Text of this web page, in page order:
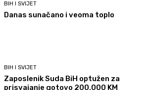
BIH I SVIJET
Danas sunačano i veoma toplo
BIH I SVIJET
Zaposlenik Suda BiH optužen za
prisvajanje gotovo 200.000 KM